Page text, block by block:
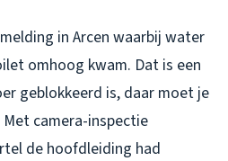
in Arcen waarbij water
omhoog kwam. Dat is een
geblokkeerd is, daar moet je
camera-inspectie
de hoofdleiding had